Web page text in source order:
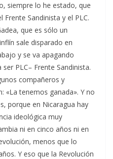
siempre lo he estado, que
Frente Sandinista y el PLC.
que es sólo un
sale disparado en
y se va apagando
PLC– Frente Sandinista.
compañeros y
«La tenemos ganada». Y no
porque en Nicaragua hay
ideológica muy
ni en cinco años ni en
menos que lo
Y eso que la Revolución